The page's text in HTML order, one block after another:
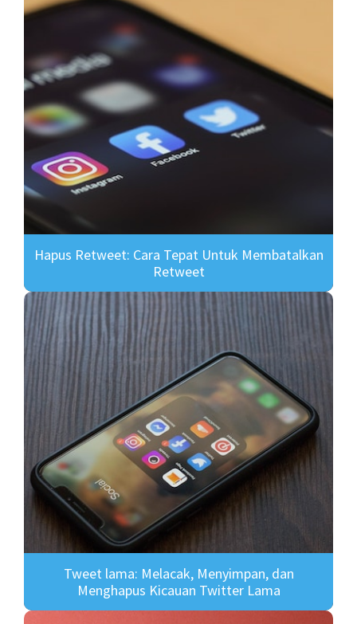
Hapus Retweet: Cara Tepat Untuk Membatalkan
Retweet
Tweet lama: Melacak, Menyimpan, dan
Menghapus Kicauan Twitter Lama